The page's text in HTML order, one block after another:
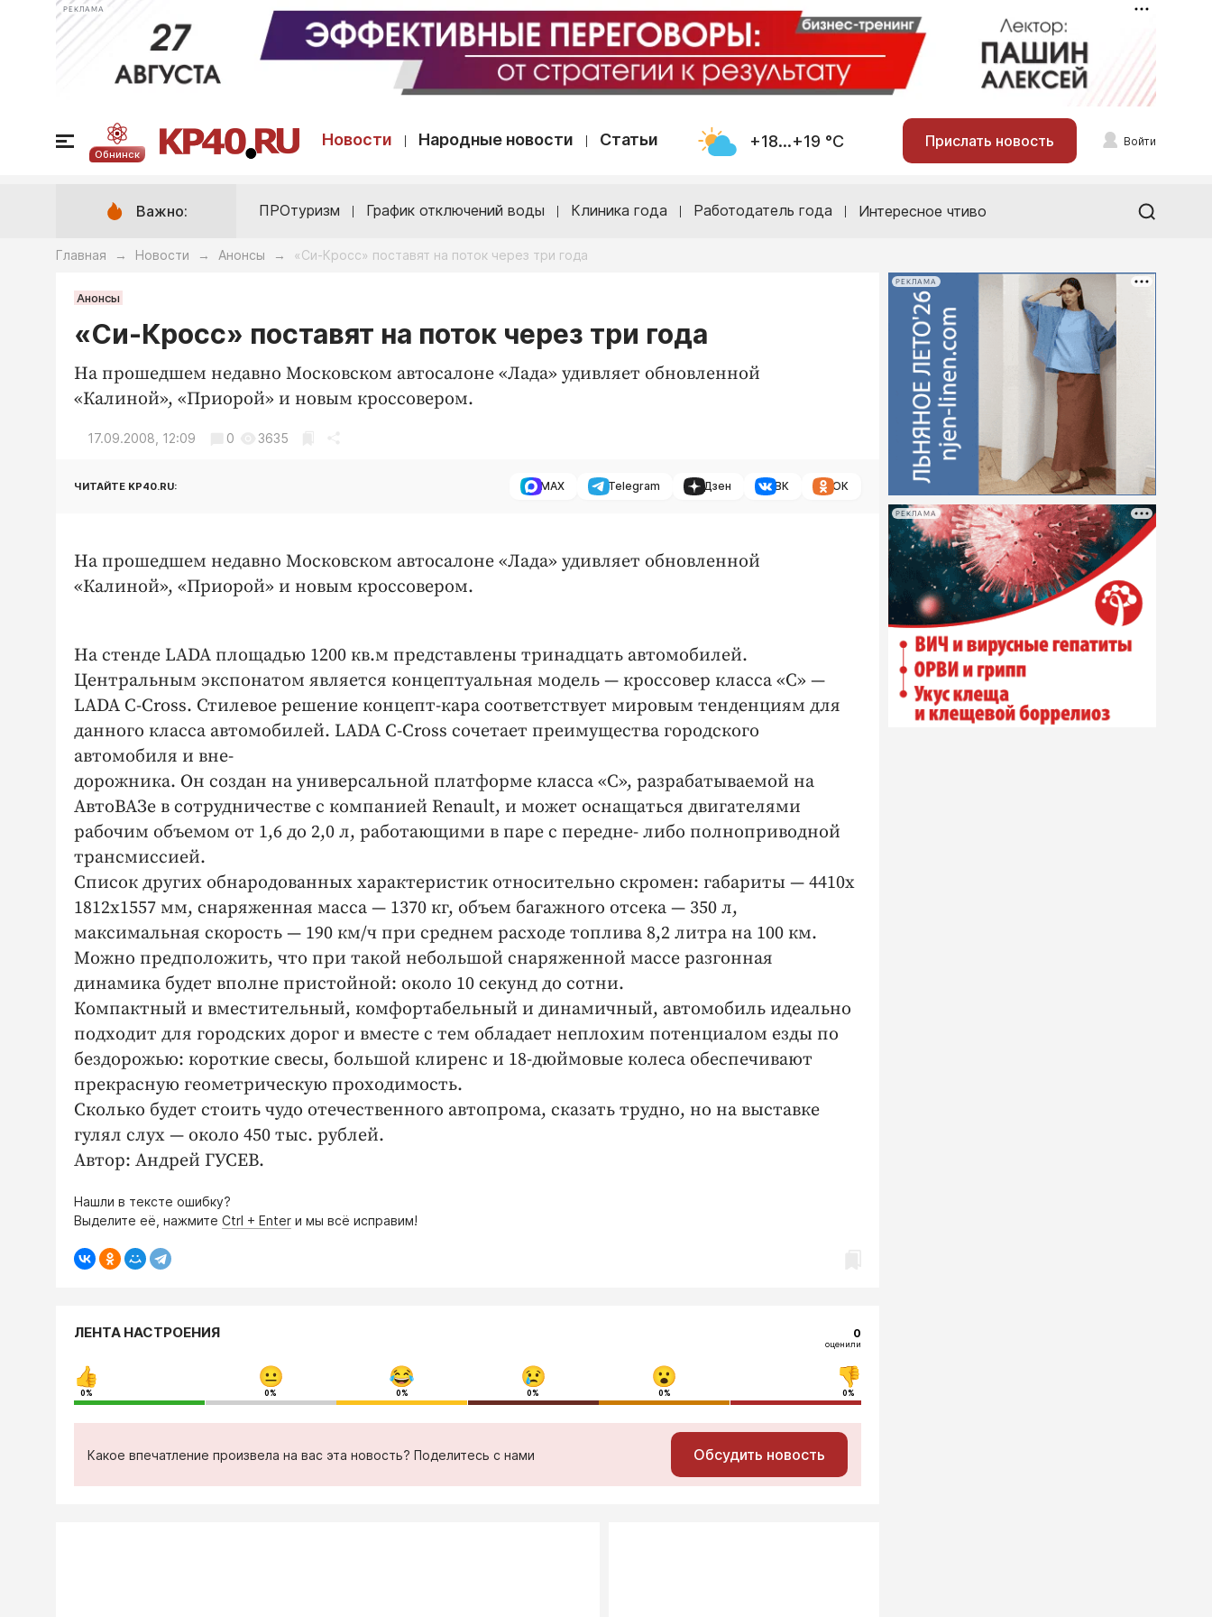
РЕКЛАМА
Обнинск
Новости Народные новости Статьи +18...+19 °С Прислать новость Войти
Важно: ПРОтуризм График отключений воды Клиника года Работодатель года Интересное чтиво
Главная → Новости → Анонсы → «Си-Кросс» поставят на поток через три года
Анонсы
«Си-Кросс» поставят на поток через три года
На прошедшем недавно Московском автосалоне «Лада» удивляет обновленной
«Калиной», «Приорой» и новым кроссовером.
17.09.2008, 12:09 0 3635
ЧИТАЙТЕ KP40.RU: MAX Telegram Дзен ВК ОК
На прошедшем недавно Московском автосалоне «Лада» удивляет обновленной
«Калиной», «Приорой» и новым кроссовером.
На стенде LADA площадью 1200 кв.м представлены тринадцать автомобилей.
Центральным экспонатом является концептуальная модель — кроссовер класса «С» —
LADA C-Cross. Стилевое решение концепт-кара соответствует мировым тенденциям для
данного класса автомобилей. LADA C-Cross сочетает преимущества городского
автомобиля и вне-
дорожника. Он создан на универсальной платформе класса «С», разрабатываемой на
АвтоВАЗе в сотрудничестве с компанией Renault, и может оснащаться двигателями
рабочим объемом от 1,6 до 2,0 л, работающими в паре с передне- либо полноприводной
трансмиссией.
Список других обнародованных характеристик относительно скромен: габариты — 4410х
1812х1557 мм, снаряженная масса — 1370 кг, объем багажного отсека — 350 л,
максимальная скорость — 190 км/ч при среднем расходе топлива 8,2 литра на 100 км.
Можно предположить, что при такой небольшой снаряженной массе разгонная
динамика будет вполне пристойной: около 10 секунд до сотни.
Компактный и вместительный, комфортабельный и динамичный, автомобиль идеально
подходит для городских дорог и вместе с тем обладает неплохим потенциалом езды по
бездорожью: короткие свесы, большой клиренс и 18-дюймовые колеса обеспечивают
прекрасную геометрическую проходимость.
Сколько будет стоить чудо отечественного автопрома, сказать трудно, но на выставке
гулял слух — около 450 тыс. рублей.
Автор: Андрей ГУСЕВ.
Нашли в тексте ошибку?
Выделите её, нажмите Ctrl + Enter и мы всё исправим!
РЕКЛАМА
РЕКЛАМА
ЛЕНТА НАСТРОЕНИЯ 0
оценили
0% 0% 0% 0% 0% 0%
Какое впечатление произвела на вас эта новость? Поделитесь с нами Обсудить новость